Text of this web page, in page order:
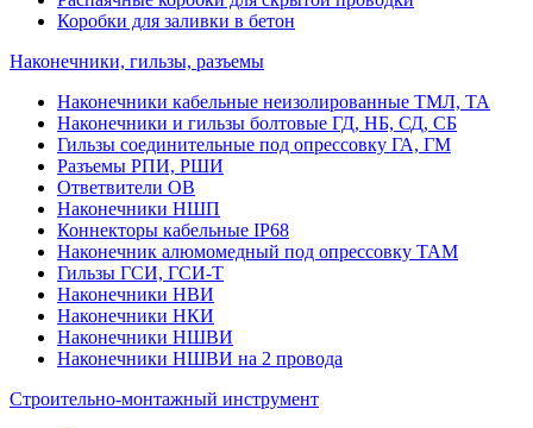
Коробки для заливки в бетон
Наконечники, гильзы, разъемы
Наконечники кабельные неизолированные ТМЛ, ТА
Наконечники и гильзы болтовые ГД, НБ, СД, СБ
Гильзы соединительные под опрессовку ГА, ГМ
Разъемы РПИ, РШИ
Ответвители ОВ
Наконечники НШП
Коннекторы кабельные IP68
Наконечник алюмомедный под опрессовку ТАМ
Гильзы ГСИ, ГСИ-Т
Наконечники НВИ
Наконечники НКИ
Наконечники НШВИ
Наконечники НШВИ на 2 провода
Строительно-монтажный инструмент